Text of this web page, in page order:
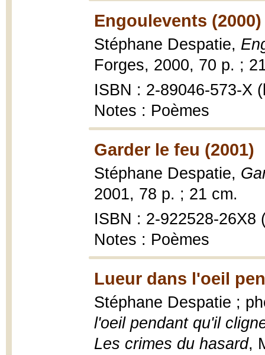
Engoulevents (2000)
Stéphane Despatie,
Forges, 2000, 70 p. ;
ISBN : 2-89046-573-X
Notes : Poèmes
Garder le feu (2001)
Stéphane Despatie,
2001, 78 p. ; 21 cm.
ISBN : 2-922528-26X8
Notes : Poèmes
Lueur dans l'oeil
Stéphane Despatie ;
l'oeil pendant qu'il
Les crimes du hasard,